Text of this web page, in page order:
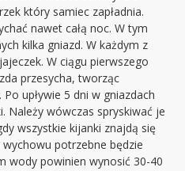
który samiec zapładnia.
nawet całą noc. W tym
kilka gniazd. W każdym z
W ciągu pierwszego
przesycha, tworząc
upływie 5 dni w gniazdach
Należy wówczas spryskiwać je
wszystkie kijanki znajdą się
potrzebne będzie
wody powinien wynosić 30-40